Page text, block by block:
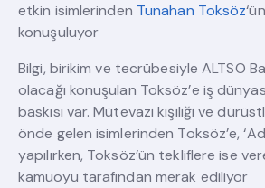
etkin isimlerinden Tunahan Toksöz
konuşuluyor
Bilgi, birikim ve tecrübesiyle ALTSO
olacağı konuşulan Toksöz’e iş
baskısı var. Mütevazi kişiliği ve
önde gelen isimlerinden Toksöz’e,
yapılırken, Toksöz’ün tekliflere ise
kamuoyu tarafından merak ediliyor